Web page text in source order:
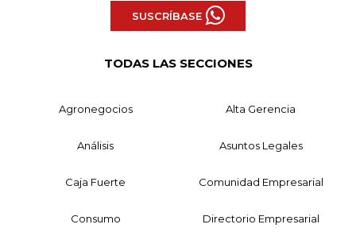
SUSCRÍBASE
TODAS LAS SECCIONES
Agronegocios Alta Gerencia
Análisis Asuntos Legales
Caja Fuerte Comunidad Empresarial
Consumo Directorio Empresarial